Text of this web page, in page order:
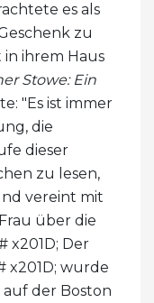
es als
zu
ihrem Haus
Stowe: Ein
"Es ist immer
die
dieser
zu lesen,
vereint mit
über die
x201D; Der
x201D; wurde
der Boston